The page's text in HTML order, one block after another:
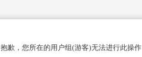
抱歉，您所在的用户组(游客)无法进行此操作